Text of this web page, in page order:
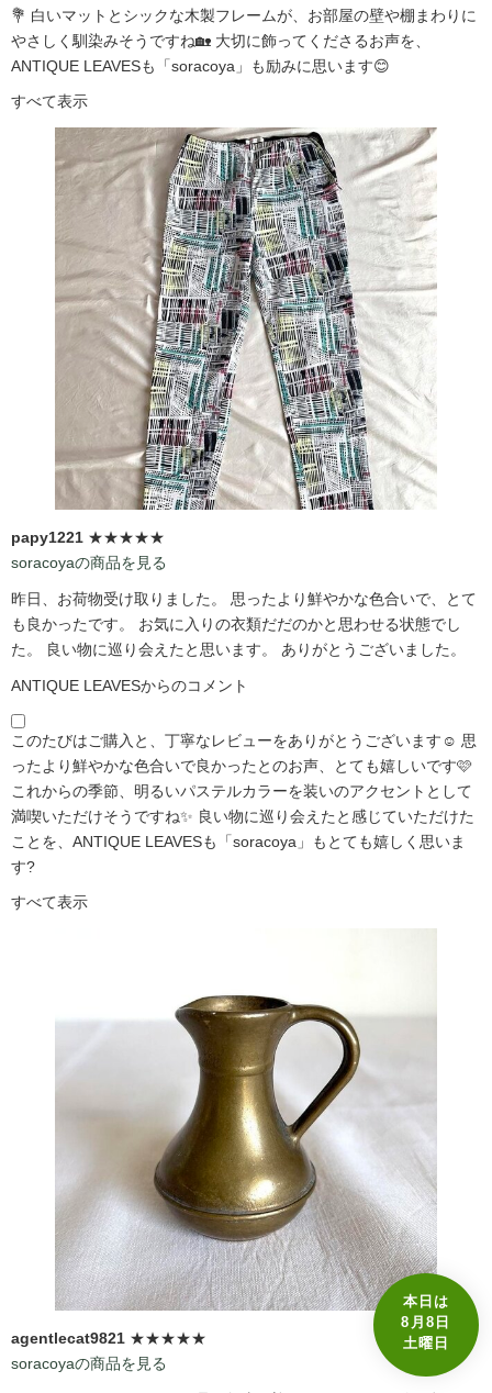
本日は
8月8日
土曜日
💐 白いマットとシックな木製フレームが、お部屋の壁や棚まわりに
やさしく馴染みそうですね🏡 大切に飾ってくださるお声を、
ANTIQUE LEAVESも「soracoya」も励みに思います😊
すべて表示
papy1221 ★★★★★
soracoyaの商品を見る
昨日、お荷物受け取りました。 思ったより鮮やかな色合いで、とて
も良かったです。 お気に入りの衣類だだのかと思わせる状態でし
た。 良い物に巡り会えたと思います。 ありがとうございました。
ANTIQUE LEAVESからのコメント
このたびはご購入と、丁寧なレビューをありがとうございます☺️ 思
ったより鮮やかな色合いで良かったとのお声、とても嬉しいです🩷
これからの季節、明るいパステルカラーを装いのアクセントとして
満喫いただけそうですね✨ 良い物に巡り会えたと感じていただけた
ことを、ANTIQUE LEAVESも「soracoya」もとても嬉しく思いま
す?️
すべて表示
agentlecat9821 ★★★★★
soracoyaの商品を見る